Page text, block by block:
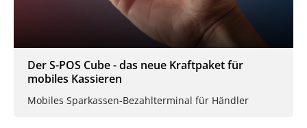
Der S-POS Cube - das neue Kraftpaket für
mobiles Kassieren
Mobiles Sparkassen-Bezahlterminal für Händler